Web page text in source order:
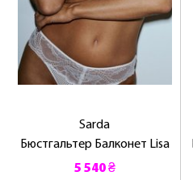
Sarda
Бюстгальтер Балконет Lisa
5 540 ₴